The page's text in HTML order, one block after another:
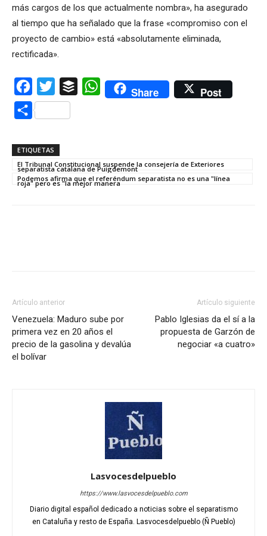
más cargos de los que actualmente nombra», ha asegurado
al tiempo que ha señalado que la frase «compromiso con el
proyecto de cambio» está «absolutamente eliminada,
rectificada».
Facebook
Twitter Buffer WhatsAppShare Post
Compartir
ETIQUETAS
El Tribunal Constitucional suspende la consejería de Exteriores
separatista catalana de Puigdemont
Podemos afirma que el referéndum separatista no es una "línea
roja" pero es "la mejor manera
Artículo anterior
Venezuela: Maduro sube por
primera vez en 20 años el
precio de la gasolina y devalúa
el bolívar
Artículo siguiente
Pablo Iglesias da el sí a la
propuesta de Garzón de
negociar «a cuatro»
Lasvocesdelpueblo
https://www.lasvocesdelpueblo.com
Diario digital español dedicado a noticias sobre el separatismo
en Cataluña y resto de España. Lasvocesdelpueblo (Ñ Pueblo)